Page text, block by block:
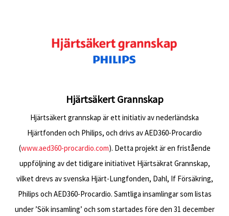
Hjärtsäkert Grannskap
Hjärtsäkert grannskap är ett initiativ av nederländska
Hjärtfonden och Philips, och drivs av AED360-Procardio
(www.aed360-procardio.com). Detta projekt är en fristående
uppföljning av det tidigare initiativet Hjärtsäkrat Grannskap,
vilket drevs av svenska Hjärt-Lungfonden, Dahl, If Försäkring,
Philips och AED360-Procardio. Samtliga insamlingar som listas
under ’Sök insamling’ och som startades före den 31 december